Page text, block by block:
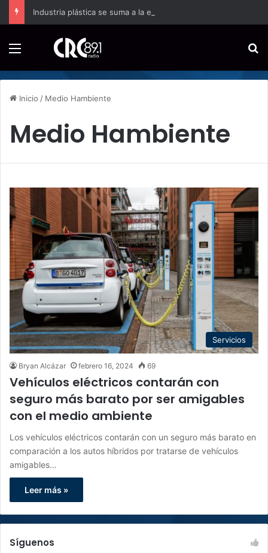
Industria plástica se suma a la economía circular
Inicio / Medio Hambiente
Medio Hambiente
Servicios
Bryan Alcázar febrero 16, 2024 69
Vehículos eléctricos contarán con
seguro más barato por ser amigables
con el medio ambiente
Los vehículos eléctricos contarán con un seguro más barato en
comparación a los autos híbridos por tratarse de vehículos
amigables…
Leer más »
Síguenos